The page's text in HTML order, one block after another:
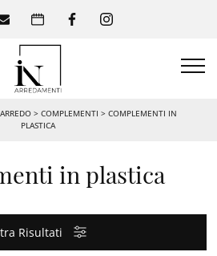
> COMPLEMENTI > COMPLEMENTI IN
PLASTICA
in plastica
Risultati